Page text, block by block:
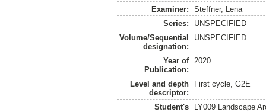
Examiner:
Steffner, Lena
Series:
UNSPECIFIED
Volume/Sequential
designation:
UNSPECIFIED
Year of
Publication:
2020
Level and depth
descriptor:
First cycle, G2E
Student's
LY009 Landscape